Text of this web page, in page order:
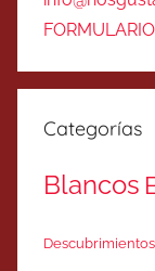
Categorías
Blancos
Descubrimientos